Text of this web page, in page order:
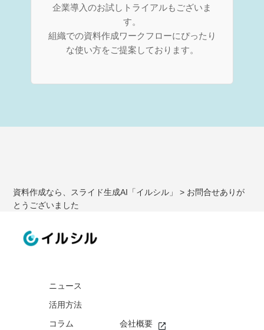
企業導入のお試しトライアルもございま
す。
組織での資料作成ワークフローにぴったり
な使い方をご提案しております。
資料作成なら、スライド生成AI「イルシル」 > お問合せありが
とうございました
ニュース
活用方法
コラム
会社概要